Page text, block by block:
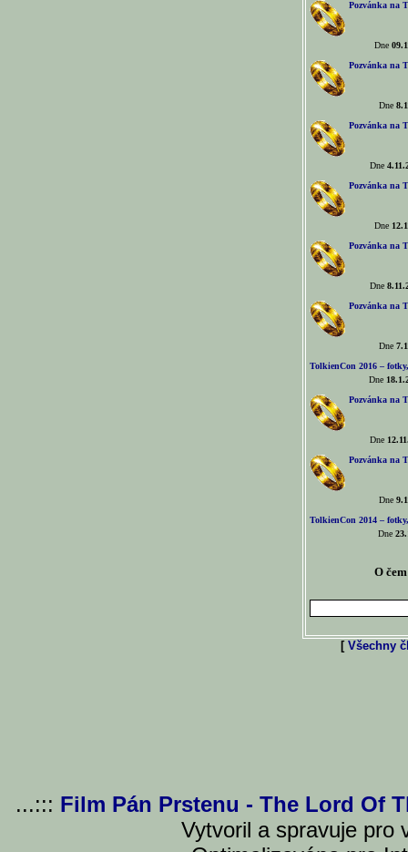
Pozvánka na
Dne
Pozvánka na
Dne
Pozvánka na
Dne
Pozvánka na
Dne
Pozvánka na
Dne
Pozvánka na
Dne
TolkienCon 2016 –
Dne
Pozvánka na
Dne
Pozvánka na
Dne
TolkienCon 2014 –
Dne
O
[ Všechny
...::: Film Pán Prstenu - The Lord Of
Vytvoril a spravuje pro